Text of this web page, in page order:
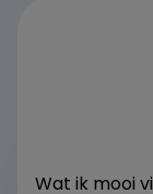
Wat ik mooi